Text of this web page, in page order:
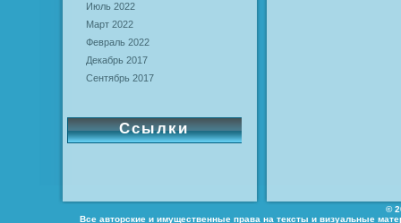
Июль 2022
Март 2022
Февраль 2022
Декабрь 2017
Сентябрь 2017
Ссылки
©
Все авторские и имущественные права на тексты и визуальные